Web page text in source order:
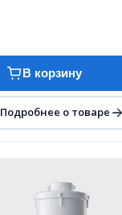
В корзину
Подробнее о товаре